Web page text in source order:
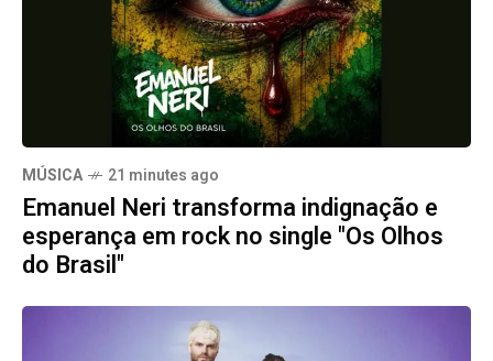
MÚSICA 21 minutes ago
Emanuel Neri transforma indignação e
esperança em rock no single "Os Olhos
do Brasil"